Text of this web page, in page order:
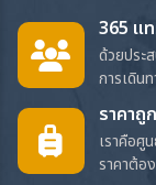
365 แ
ด้วยประ
การเดิน
ราคาถู
เราคือศู
ราคาต้อ